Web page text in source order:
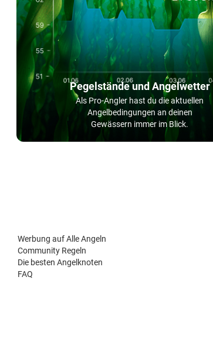
Pegelstände und Angelwetter
Als Pro-Angler hast du die aktuellen
Angelbedingungen an deinen
Gewässern immer im Blick.
Werbung auf Alle Angeln
Community Regeln
Die besten Angelknoten
FAQ